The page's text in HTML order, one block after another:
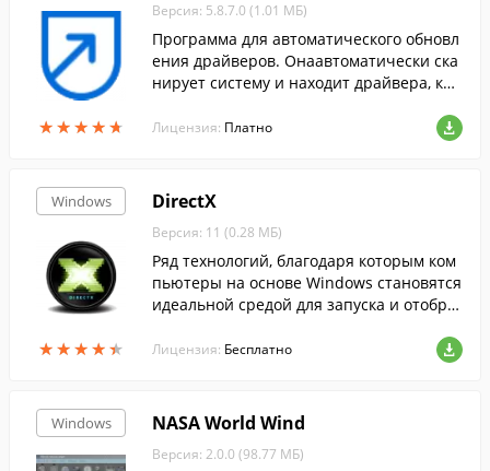
★★★★★
★★★★★
Версия: 5.8.7.0 (1.01 МБ)
Программа для автоматического обновл
ения драйверов. Онаавтоматически ска
нирует систему и находит драйвера, кот
Лицензия: Платно
Windows
★★★★★
★★★★★
DirectX
Версия: 11 (0.28 МБ)
Ряд технологий, благодаря которым ком
пьютеры на основе Windows становятся
идеальной средой для запуска и отобра
и мультимедиа....
Лицензия: Бесплатно
Windows NASA World Wind
Версия: 2.0.0 (98.77 МБ)